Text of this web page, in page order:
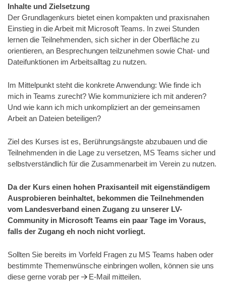
Inhalte und Zielsetzung
Der Grundlagenkurs bietet einen kompakten und praxisnahen
Einstieg in die Arbeit mit Microsoft Teams. In zwei Stunden
lernen die Teilnehmenden, sich sicher in der Oberfläche zu
orientieren, an Besprechungen teilzunehmen sowie Chat- und
Dateifunktionen im Arbeitsalltag zu nutzen.
Im Mittelpunkt steht die konkrete Anwendung: Wie finde ich
mich in Teams zurecht? Wie kommuniziere ich mit anderen?
Und wie kann ich mich unkompliziert an der gemeinsamen
Arbeit an Dateien beteiligen?
Ziel des Kurses ist es, Berührungsängste abzubauen und die
Teilnehmenden in die Lage zu versetzen, MS Teams sicher und
selbstverständlich für die Zusammenarbeit im Verein zu nutzen.
Da der Kurs einen hohen Praxisanteil mit eigenständigem
Ausprobieren beinhaltet, bekommen die Teilnehmenden
vom Landesverband einen Zugang zu unserer LV-
Community in Microsoft Teams ein paar Tage im Voraus,
falls der Zugang eh noch nicht vorliegt.
Sollten Sie bereits im Vorfeld Fragen zu MS Teams haben oder
bestimmte Themenwünsche einbringen wollen, können sie uns
diese gerne vorab per
E-Mail mitteilen.